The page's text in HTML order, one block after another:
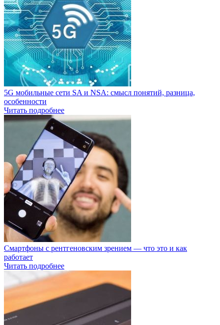
5G мобильные сети SA и NSA: смысл понятий, разница,
особенности
Читать подробнее
Смартфоны с рентгеновским зрением — что это и как
работает
Читать подробнее